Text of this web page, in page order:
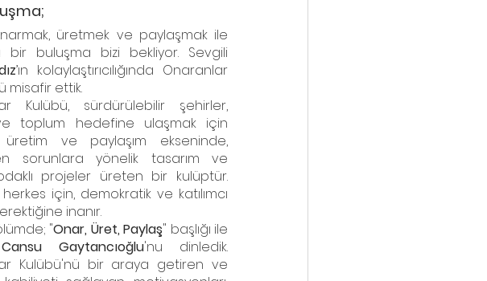
üretmek ve paylaşmak ile
’ın kolaylaştırıcılığında Onaranlar
misafir ettik.
Kulübü, sürdürülebilir şehirler,
toplum hedefine ulaşmak için
üretim ve paylaşım ekseninde,
sorunlara yönelik tasarım ve
projeler üreten bir kulüptür.
için, demokratik ve katılımcı
inanır.
"Onar, Üret, Paylaş" başlığı ile
Cansu Gaytancıoğlu'nu dinledik.
Kulübü'nü bir araya getiren ve